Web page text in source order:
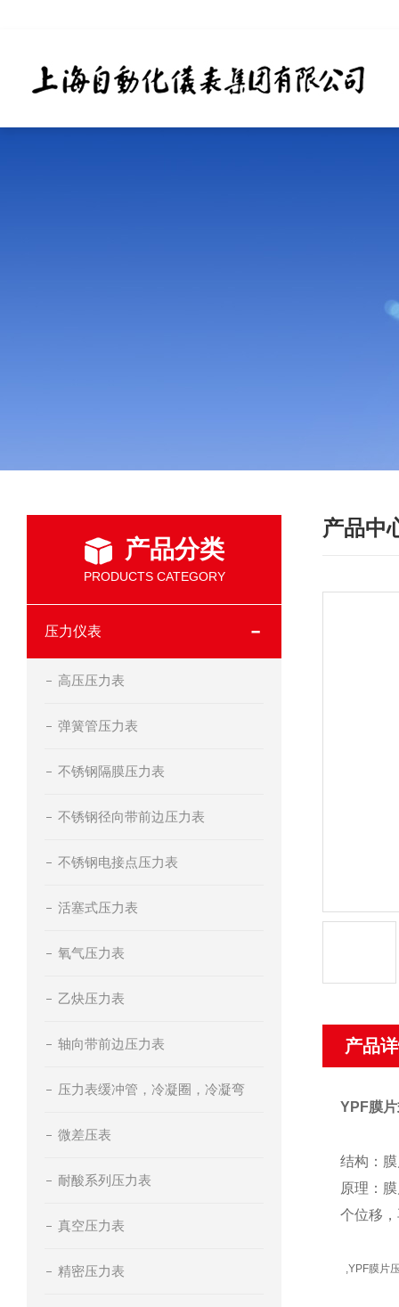
产品分类
PRODUCTS CATEGORY
压力仪表
高压压力表
弹簧管压力表
不锈钢隔膜压力表
不锈钢径向带前边压力表
不锈钢电接点压力表
活塞式压力表
氧气压力表
乙炔压力表
轴向带前边压力表
压力表缓冲管，冷凝圈，冷凝弯
微差压表
耐酸系列压力表
真空压力表
精密压力表
产品中
产品
YPF膜
结构：
原理：
个位移
,YPF膜片